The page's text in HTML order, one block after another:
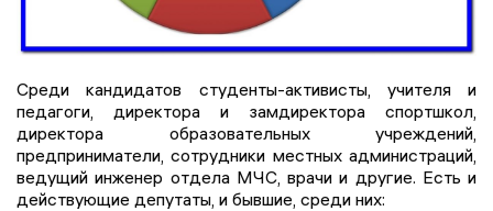
Среди кандидатов студенты-активисты, учителя и
педагоги, директора и замдиректора спортшкол,
директора образовательных учреждений,
предприниматели, сотрудники местных администраций,
ведущий инженер отдела МЧС, врачи и другие. Есть и
действующие депутаты, и бывшие, среди них: